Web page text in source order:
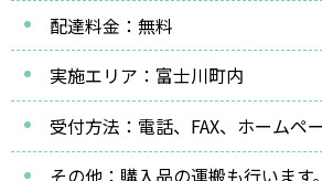
配達料金：無料
実施エリア：富士川町内
受付方法：電話、FAX、ホーム